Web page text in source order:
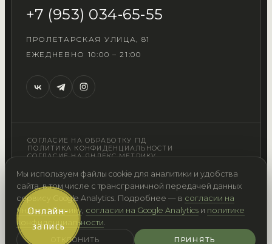
+7 (953) 034-65-55
ПРОЛЕТАРСКАЯ УЛИЦА, 81
ЕЖЕДНЕВНО 10:00 – 21:00
СОГЛАСИЕ НА ОБРАБОТКУ ПД
ПОЛИТИКА КОНФИДЕНЦИАЛЬНОСТИ
СОГЛАСИЕ НА ЯНДЕКС.МЕТРИКУ
ЮРИДИЧЕСКИЕ ДОКУМЕНТЫПОРТАЛ
ИП Калякин А.Е.
ИНН 132811679036 · ОГРН 323130000005963
*Instagram — соц. сеть, принадлежащая компании Meta,
признана экстремистской и запрещённой на территории
Мы используем файлы cookie для аналитики и удобства
сайта, в том числе с трансграничной передачей данных
сервису Google Analytics. Подробнее — в согласии на
Яндекс.Метрику, согласии на Google Analytics и политике
конфиденциальности.
ОТКЛОНИТЬ ПРИНЯТЬ
Онлайн-
запись